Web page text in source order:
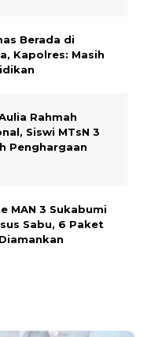
Berada di
Kapolres: Masih
Rahmah
Siswi MTsN 3
Penghargaan
MAN 3 Sukabumi
Sabu, 6 Paket